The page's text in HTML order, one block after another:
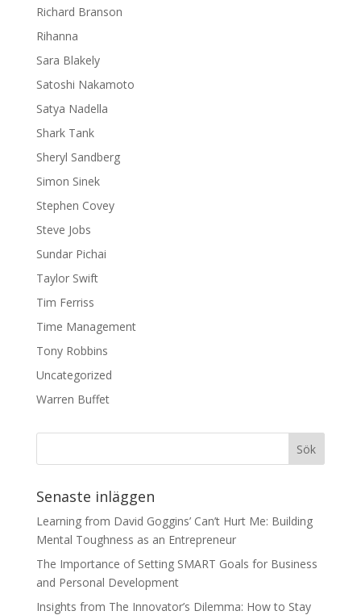
Richard Branson
Rihanna
Sara Blakely
Satoshi Nakamoto
Satya Nadella
Shark Tank
Sheryl Sandberg
Simon Sinek
Stephen Covey
Steve Jobs
Sundar Pichai
Taylor Swift
Tim Ferriss
Time Management
Tony Robbins
Uncategorized
Warren Buffet
Senaste inläggen
Learning from David Goggins’ Can’t Hurt Me: Building
Mental Toughness as an Entrepreneur
The Importance of Setting SMART Goals for Business
and Personal Development
Insights from The Innovator’s Dilemma: How to Stay